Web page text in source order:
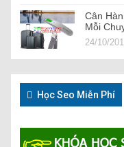
Cân
Mỗi
24/10/
Học Seo Miễn Phí